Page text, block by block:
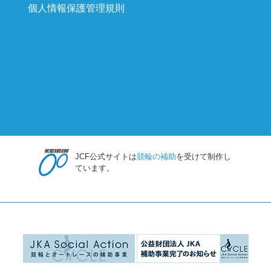
個人情報保護管理規則
JCF公式サイトは競輪の補助を受けて制作し
ています。